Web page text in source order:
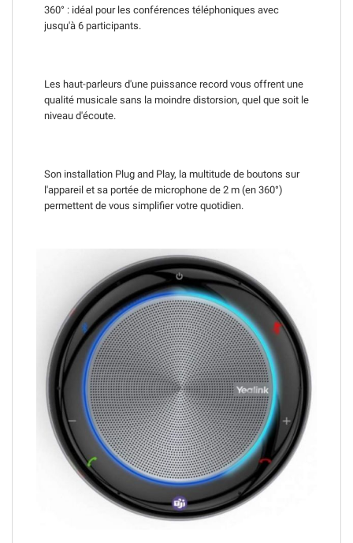
360° : idéal pour les conférences téléphoniques avec
jusqu'à 6 participants.
Les haut-parleurs d'une puissance record vous offrent une
qualité musicale sans la moindre distorsion, quel que soit le
niveau d'écoute.
Son installation Plug and Play, la multitude de boutons sur
l'appareil et sa portée de microphone de 2 m (en 360°)
permettent de vous simplifier votre quotidien.